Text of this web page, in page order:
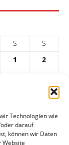
Technologien wie
darauf
können wir Daten
Website
S
S
1
2
8
9
29